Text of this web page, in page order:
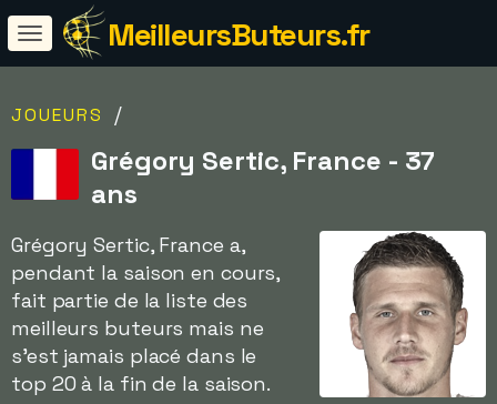
MeilleursButeurs.fr
JOUEURS /
Grégory Sertic, France - 37
ans
Grégory Sertic, France a,
pendant la saison en cours,
fait partie de la liste des
meilleurs buteurs mais ne
s'est jamais placé dans le
top 20 à la fin de la saison.